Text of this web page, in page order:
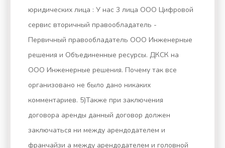
юридических лица : У нас 3 лица ООО Цифровой
сервис вторичный правообладатель -
Первичный правообладатель ООО Инженерные
решения и Объединенные ресурсы. ДКСК на
ООО Инженерные решения. Почему так все
организовано не было дано никаких
комментариев. 5)Также при заключения
договора аренды данный договор должен
заключаться ни между арендодателем и
франчайзи а между арендодателем и головной